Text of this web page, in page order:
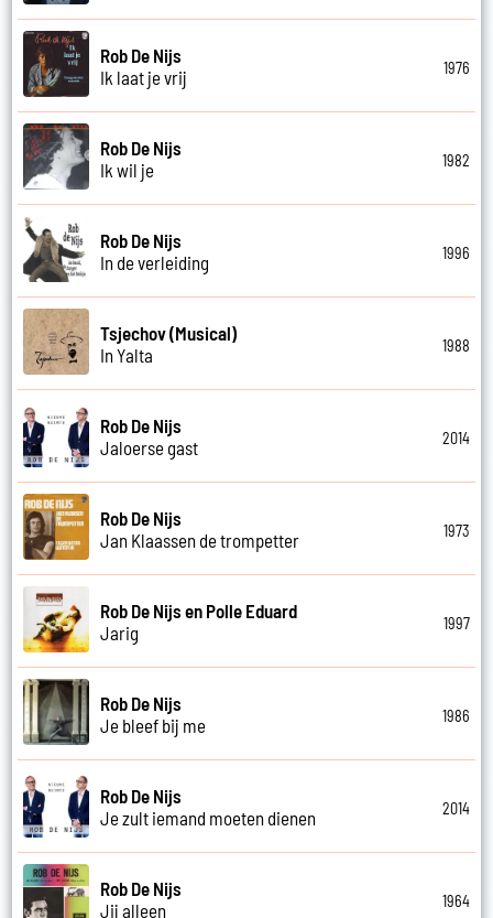
Rob De Nijs
Ik laat je vrij
1976
Rob De Nijs
Ik wil je
1982
Rob De Nijs
In de verleiding
1996
Tsjechov (Musical)
In Yalta
1988
Rob De Nijs
Jaloerse gast
2014
Rob De Nijs
Jan Klaassen de trompetter
1973
Rob De Nijs en Polle Eduard
Jarig
1997
Rob De Nijs
Je bleef bij me
1986
Rob De Nijs
Je zult iemand moeten dienen
2014
Rob De Nijs
Jij alleen
1964